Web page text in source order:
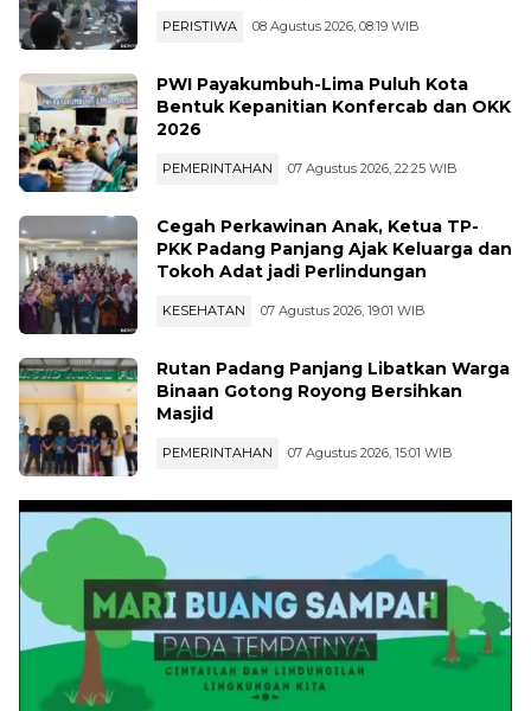
PERISTIWA 08 Agustus 2026, 08:19 WIB
PWI Payakumbuh-Lima Puluh Kota
Bentuk Kepanitian Konfercab dan OKK
2026
PEMERINTAHAN 07 Agustus 2026, 22:25 WIB
Cegah Perkawinan Anak, Ketua TP-
PKK Padang Panjang Ajak Keluarga dan
Tokoh Adat jadi Perlindungan
KESEHATAN 07 Agustus 2026, 19:01 WIB
Rutan Padang Panjang Libatkan Warga
Binaan Gotong Royong Bersihkan
Masjid
PEMERINTAHAN 07 Agustus 2026, 15:01 WIB